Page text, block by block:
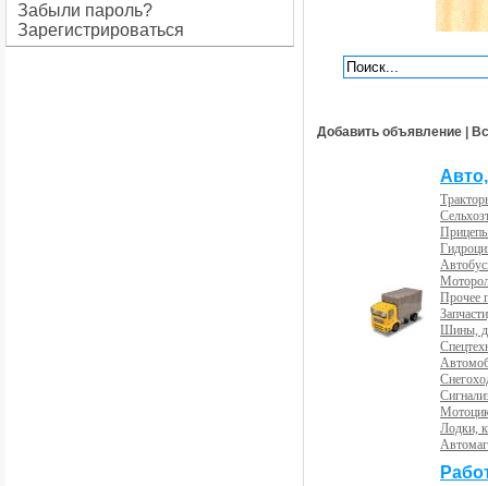
Забыли пароль?
Зарегистрироваться
Добавить объявление |
Прочее
Шины,
Лодки,